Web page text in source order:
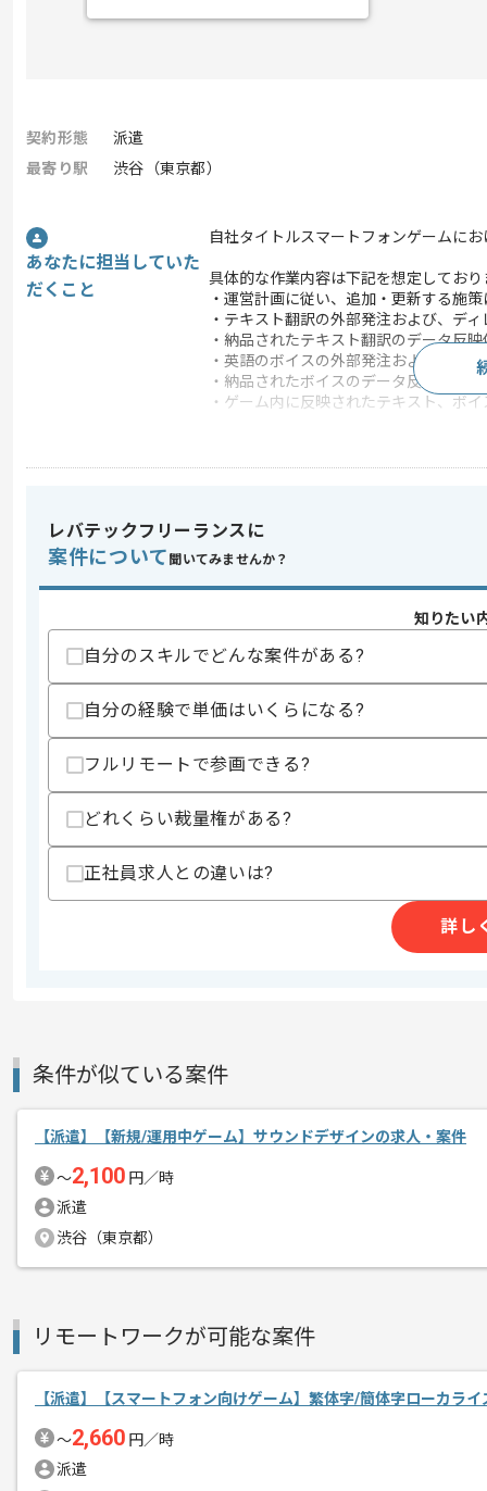
契約形態
派遣
最寄り駅
渋谷（東京都）
あなたに担当していた
だくこと
自社タイトルスマートフォンゲームに
具体的な作業内容は下記を想定しており
・運営計画に従い、追加・更新する施
・テキスト翻訳の外部発注および、デ
・納品されたテキスト翻訳のデータ反
・英語のボイスの外部発注および、デ
・納品されたボイスのデータ反映依頼
・ゲーム内に反映されたテキスト、ボ
・英語（北米）スキル
・日常会話水準の日本語
歓迎スキル
・ローカライズ実務経験
・スマホRPGゲームの開発/運用経験
・コンシューマRPGゲームの開発/運用
スキルに不安がある方へ
上記に似た経験やスキルをお持ちであれば申
超有名タイトルを手がけたエンジニア
レバテックフリーランスに
案件について 聞いてみませんか？
知りたい
自分のスキルでどんな案件がある?
自分の経験で単価はいくらになる?
フルリモートで参画できる?
どれくらい裁量権がある?
正社員求人との違いは?
詳し
条件が似ている案件
【派遣】【新規/運用中ゲーム】サウンドデザインの求人・案件
〜2,100 円／時
派遣
渋谷（東京都）
リモートワークが可能な案件
【派遣】【スマートフォン向けゲーム】繁体字/簡体字ローカラ
〜2,660 円／時
派遣